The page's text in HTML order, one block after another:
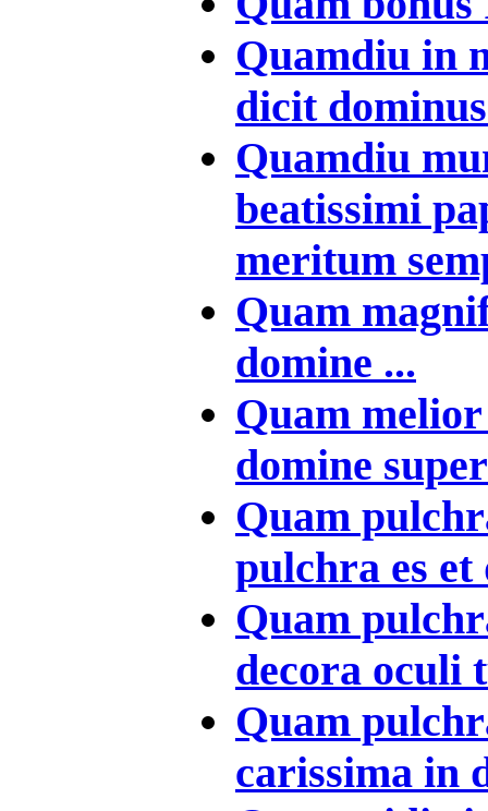
Quamdiu in
dicit
Quamdiu
beatissimi
meritum
Quam
domine ...
Quam
domine
Quam
pulchra es et
Quam
decora oculi
Quam
carissima in